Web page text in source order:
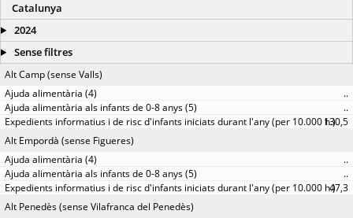
Catalunya
2024
Sense filtres
Alt Camp (sense Valls)
..
..
130,5
Alt Empordà (sense Figueres)
..
..
47,3
Alt Penedès (sense Vilafranca del Penedès)